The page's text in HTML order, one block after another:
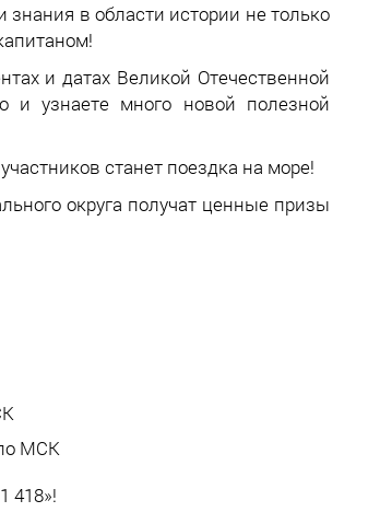
знания в области истории не только
и датах Великой Отечественной
узнаете много новой полезной
станет поездка на море!
округа получат ценные призы
МСК
418»!